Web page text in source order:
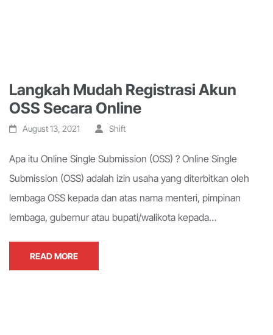
Langkah Mudah Registrasi Akun
OSS Secara Online
August 13, 2021 Shift
Apa itu Online Single Submission (OSS) ? Online Single
Submission (OSS) adalah izin usaha yang diterbitkan oleh
lembaga OSS kepada dan atas nama menteri, pimpinan
lembaga, gubernur atau bupati/walikota kepada…
READ MORE